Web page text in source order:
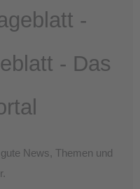
-
- Das
News, Themen und